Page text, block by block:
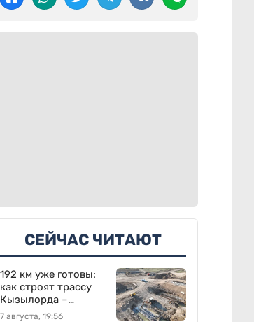
СЕЙЧАС ЧИТАЮТ
192 км уже готовы:
как строят трассу
Кызылорда –
Жезказган
7 августа, 19:56